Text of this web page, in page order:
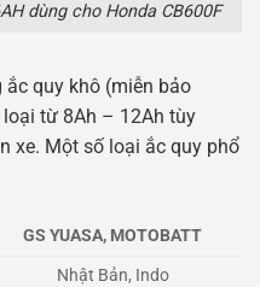
dùng cho Honda CB600F
ắc quy khô (miễn bảo
từ 8Ah – 12Ah tùy
xe. Một số loại ắc quy phổ
GS YUASA, MOTOBATT
Nhật Bản, Indo